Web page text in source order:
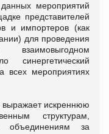
мероприятий
представителей
и импортеров (как
для проведения
синергетический
всех мероприятиях
искреннюю
структурам,
объединениям за